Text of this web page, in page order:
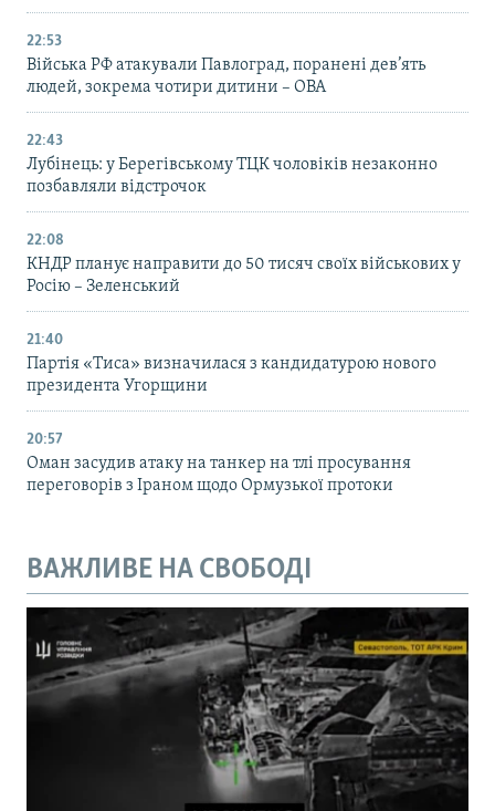
22:53
Війська РФ атакували Павлоград, поранені дев’ять
людей, зокрема чотири дитини – ОВА
22:43
Лубінець: у Берегівському ТЦК чоловіків незаконно
позбавляли відстрочок
22:08
КНДР планує направити до 50 тисяч своїх військових у
Росію – Зеленський
21:40
Партія «Тиса» визначилася з кандидатурою нового
президента Угорщини
20:57
Оман засудив атаку на танкер на тлі просування
переговорів з Іраном щодо Ормузької протоки
ВАЖЛИВЕ НА СВОБОДІ